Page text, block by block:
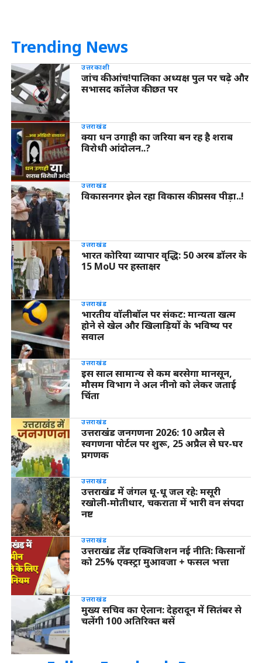
Trending News
उत्तरकाशी
जांच की आंच!पालिका अध्यक्ष पुल पर चढ़े और
सभासद कॉलेज की छत पर
उत्तराखंड
क्या धन उगाही का जरिया बन रह है शराब
विरोधी आंदोलन..?
उत्तराखंड
विकासनगर झेल रहा विकास की प्रसव पीड़ा..!
उत्तराखंड
भारत कोरिया व्यापार वृद्धि: 50 अरब डॉलर के
15 MoU पर हस्ताक्षर
उत्तराखंड
भारतीय वॉलीबॉल पर संकट: मान्यता खत्म
होने से खेल और खिलाड़ियों के भविष्य पर
सवाल
उत्तराखंड
इस साल सामान्य से कम बरसेगा मानसून,
मौसम विभाग ने अल नीनो को लेकर जताई
चिंता
उत्तराखंड
उत्तराखंड जनगणना 2026: 10 अप्रैल से
स्वगणना पोर्टल पर शुरू, 25 अप्रैल से घर-घर
प्रगणक
उत्तराखंड
उत्तराखंड में जंगल धू-धू जल रहे: मसूरी
रखोली-मोतीधार, चकराता में भारी वन संपदा
नष्ट
उत्तराखंड
उत्तराखंड लैंड एक्विजिशन नई नीति: किसानों
को 25% एक्स्ट्रा मुआवजा + फसल भत्ता
उत्तराखंड
मुख्य सचिव का ऐलान: देहरादून में सितंबर से
चलेंगी 100 अतिरिक्त बसें